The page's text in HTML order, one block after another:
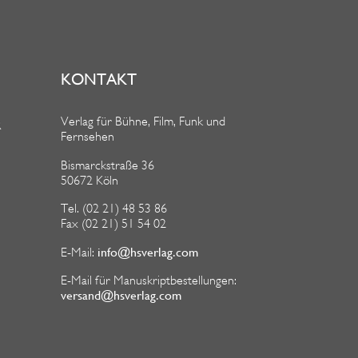
KONTAKT
Verlag für Bühne, Film, Funk und
Fernsehen
Bismarckstraße 36
50672 Köln
Tel. (02 21) 48 53 86
Fax (02 21) 51 54 02
E-Mail: info@hsverlag.com
E-Mail für Manuskriptbestellungen:
versand@hsverlag.com